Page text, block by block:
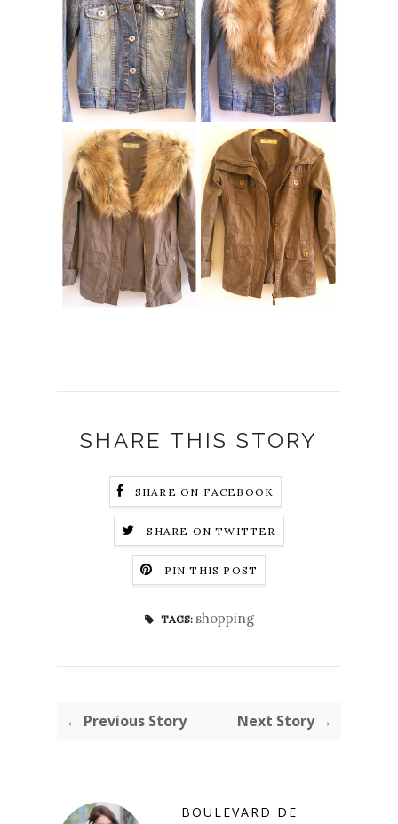
SHARE THIS STORY
SHARE ON FACEBOOK
SHARE ON TWITTER
PIN THIS POST
TAGS: shopping
← Previous Story Next Story →
BOULEVARD DE